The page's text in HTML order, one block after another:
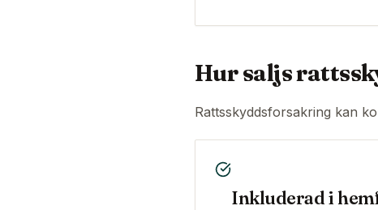
Hur saljs
Rattsskyddsforsakring kan
Inkluderad i